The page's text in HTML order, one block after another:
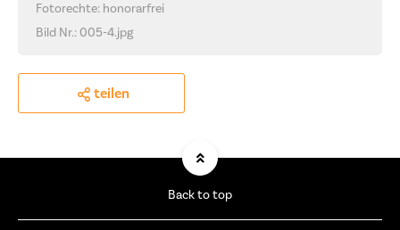
Fotorechte: honorarfrei
Bild Nr.: 005-4.jpg
teilen
Back to top